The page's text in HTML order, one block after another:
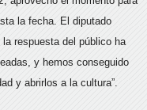
la fecha. El diputado
respuesta del público ha
y hemos conseguido
y abrirlos a la cultura”.